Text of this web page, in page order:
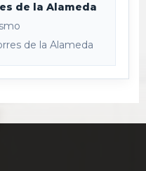
de la Alameda
de la Alameda